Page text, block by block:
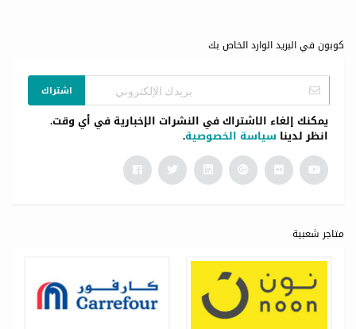
كوبون في البريد الوارد الخاص بك
اشتراك
يمكنك إلغاء الاشتراك في النشرات الإخبارية في أي وقت.
انظر لدينا سياسة الخصوصية.
متاجر شعبية